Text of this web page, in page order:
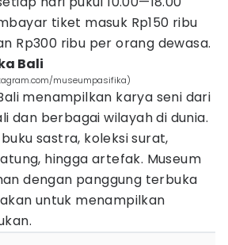
tiket masuk Rp150 ribu
Rp300 ribu per orang dewasa.
Bali
museumpasifika)
menampilkan karya seni dari
dan berbagai wilayah di dunia.
sastra, koleksi surat,
hingga artefak. Museum
dengan panggung terbuka
untuk menampilkan